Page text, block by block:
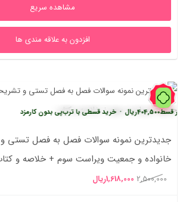
مشاهده سریع
افزدون به علاقه مندی ها
35%
هر 404,500ریال • خرید قسطی با ترب‌پی بدون کارمزد
جدیدترین نمونه سوالات فصل به فصل تستی
خانواده و جمعیت ویراست سوم + خلاصه و
2,500,000 قیمت
1,618,000ریال